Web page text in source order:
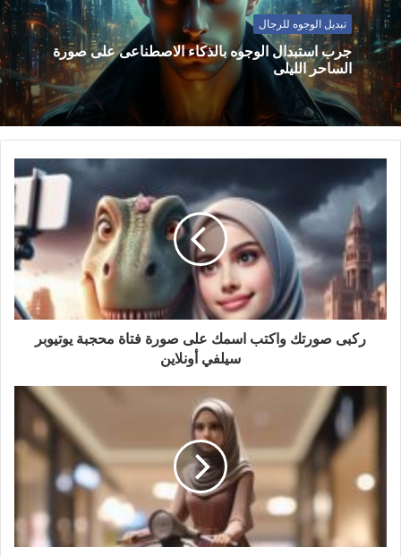
تبديل الوجوه للرجال
جرب استبدال الوجوه بالذكاء الاصطناعى على صورة
الساحر الليلى
ركبى صورتك واكتب اسمك على صورة فتاة محجبة يوتيوبر
سيلفي أونلاين